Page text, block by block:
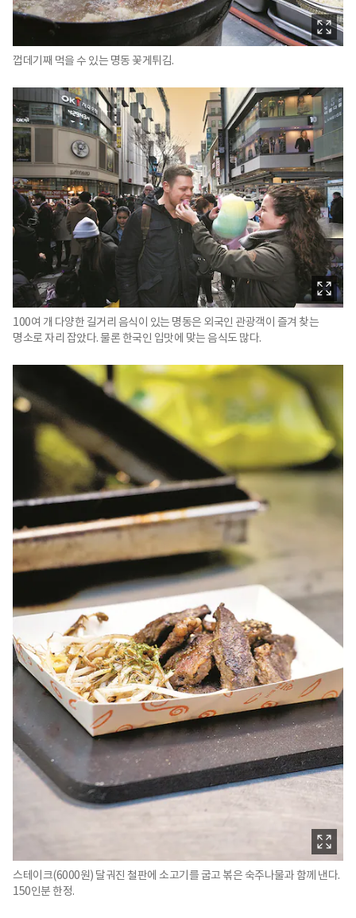
껍데기째 먹을 수 있는 명동 꽃게튀김.
100여 개 다양한 길거리 음식이 있는 명동은 외국인 관광객이 즐겨 찾는
명소로 자리 잡았다. 물론 한국인 입맛에 맞는 음식도 많다.
스테이크(6000원) 달궈진 철판에 소고기를 굽고 볶은 숙주나물과 함께 낸다.
150인분 한정.